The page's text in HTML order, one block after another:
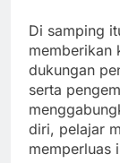
Di samping
memberikan
dukungan
serta
diri, pelajar
memperluas